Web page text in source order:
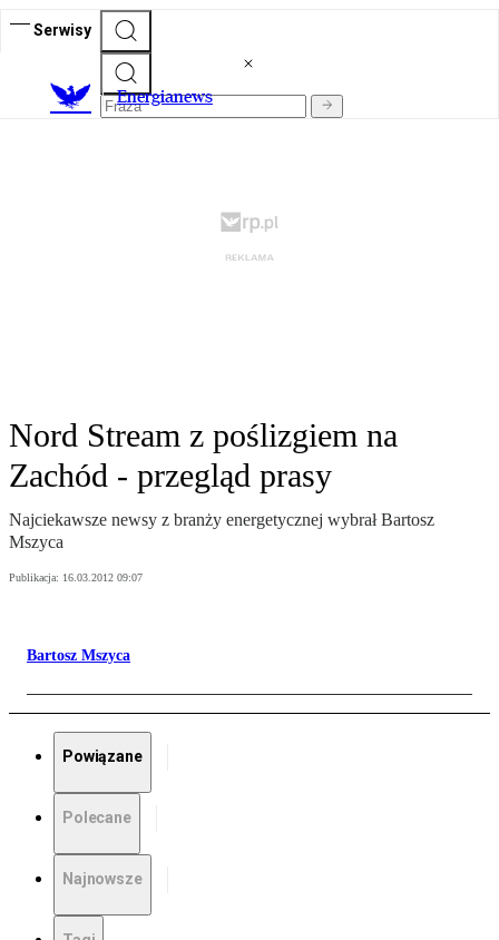
Serwisy
Energianews
Nord Stream z poślizgiem na
Zachód - przegląd prasy
Najciekawsze newsy z branży energetycznej wybrał Bartosz
Mszyca
Publikacja: 16.03.2012 09:07
Bartosz Mszyca
Powiązane
Polecane
Najnowsze